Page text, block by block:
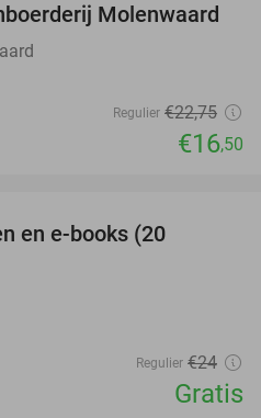
27%
Molenwaard
Regulier €22,75
€16,50
en e-books (20
Regulier €24
Gratis